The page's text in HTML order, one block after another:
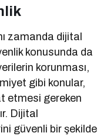
zamanda dijital
konusunda da
korunması,
gibi konular,
etmesi gereken
Dijital
güvenli bir şekilde